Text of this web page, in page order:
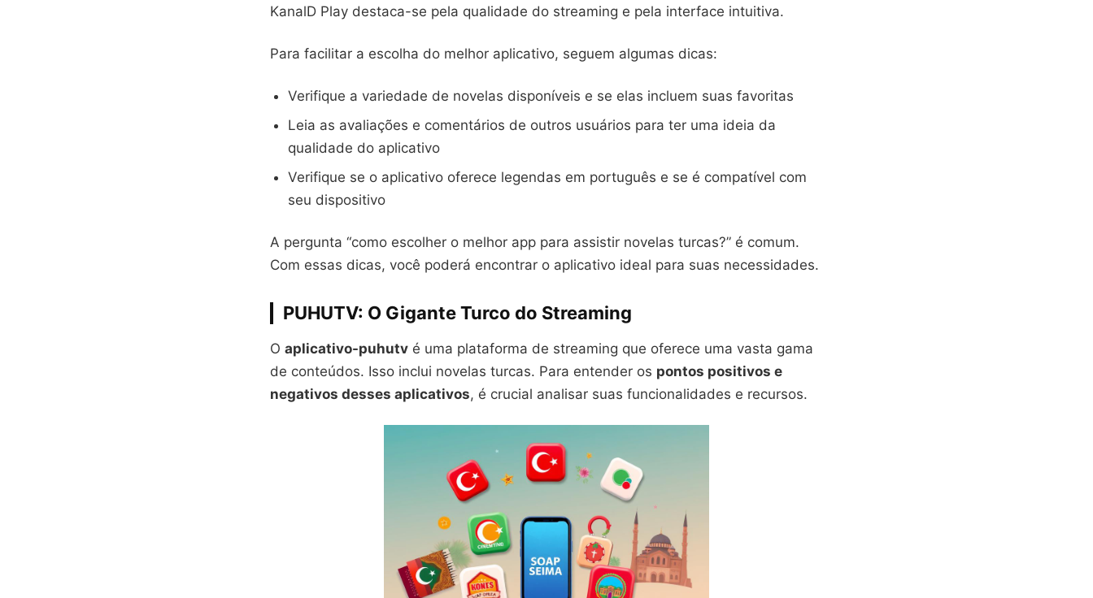
KanalD Play destaca-se pela qualidade do streaming e pela interface intuitiva.
Para facilitar a escolha do melhor aplicativo, seguem algumas dicas:
Verifique a variedade de novelas disponíveis e se elas incluem suas favoritas
Leia as avaliações e comentários de outros usuários para ter uma ideia da
qualidade do aplicativo
Verifique se o aplicativo oferece legendas em português e se é compatível com
seu dispositivo
A pergunta “como escolher o melhor app para assistir novelas turcas?” é comum.
Com essas dicas, você poderá encontrar o aplicativo ideal para suas necessidades.
PUHUTV: O Gigante Turco do Streaming
O aplicativo-puhutv é uma plataforma de streaming que oferece uma vasta gama
de conteúdos. Isso inclui novelas turcas. Para entender os pontos positivos e
negativos desses aplicativos, é crucial analisar suas funcionalidades e recursos.